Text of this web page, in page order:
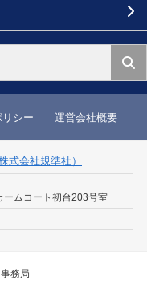
シー 運営会社概要
式会社規準社）
ームコート初台203号室
務局